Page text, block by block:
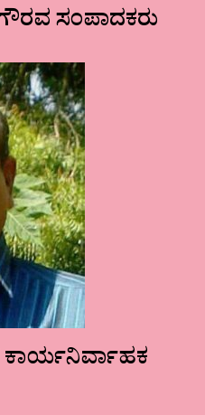
ಸಂಪಾದಕರು